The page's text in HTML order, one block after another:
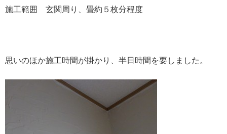
施工範囲 玄関周り、畳約５枚分程度
思いのほか施工時間が掛かり、半日時間を要しました。